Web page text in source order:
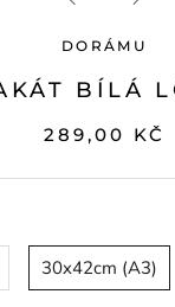
DORÁMU
BÍLÁ
289,00 KČ
30x42cm (A3)